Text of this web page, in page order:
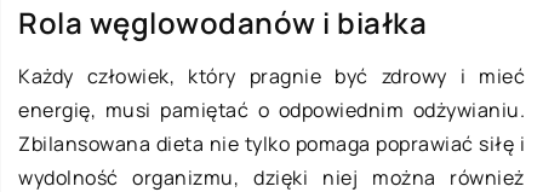
Rola węglowodanów i białka
Każdy człowiek, który pragnie być zdrowy i mieć
energię, musi pamiętać o odpowiednim odżywianiu.
Zbilansowana dieta nie tylko pomaga poprawiać siłę i
wydolność organizmu, dzięki niej można również